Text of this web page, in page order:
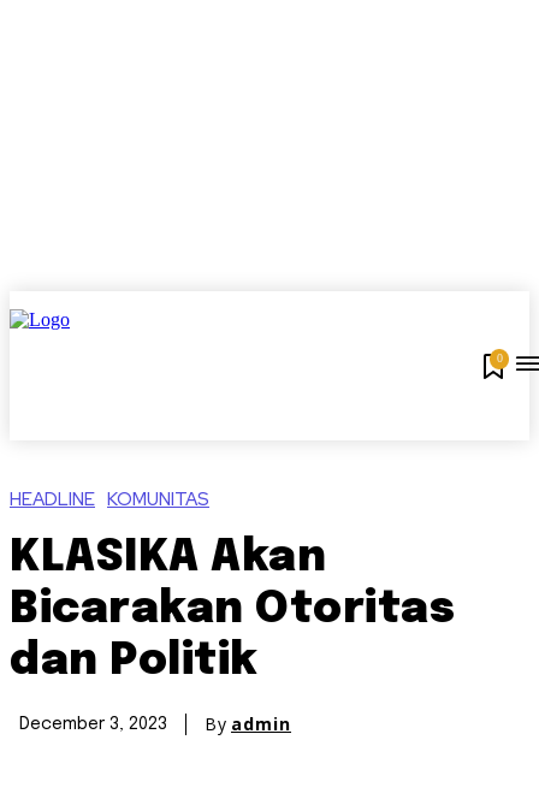
0
HEADLINE KOMUNITAS
KLASIKA Akan
Bicarakan Otoritas
dan Politik
December 3, 2023 By admin